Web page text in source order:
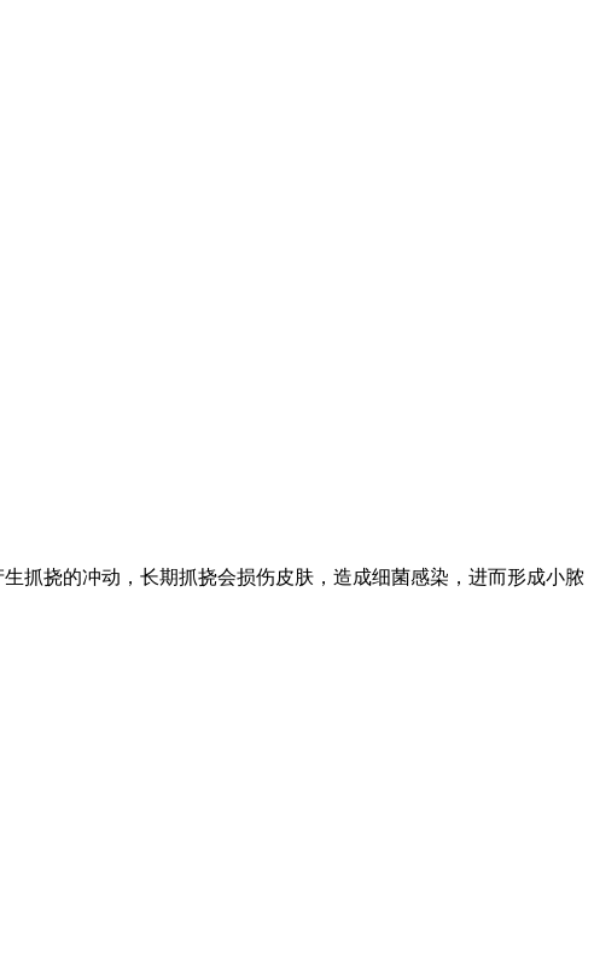
抓挠的冲动，长期抓挠会损伤皮肤，造成细菌感染，进而形成小脓